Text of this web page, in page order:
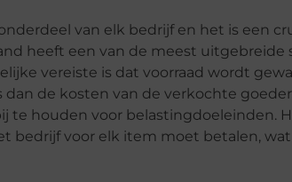
van elk bedrijf en het is een
heeft een van de meest
vereiste is dat voorraad wordt
de kosten van de verkochte
te houden voor belastingdoeleinden.
bedrijf voor elk item moet betalen,